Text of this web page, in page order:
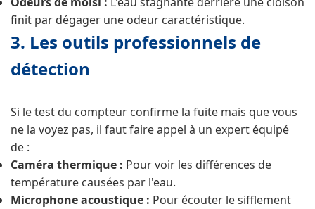
finit par dégager une odeur caractéristique.
3. Les outils professionnels de
détection
Si le test du compteur confirme la fuite mais que vous
ne la voyez pas, il faut faire appel à un expert équipé
de :
Caméra thermique : Pour voir les différences de
température causées par l'eau.
Microphone acoustique : Pour écouter le sifflement